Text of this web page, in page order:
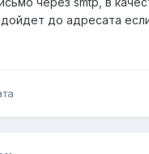
до адресата